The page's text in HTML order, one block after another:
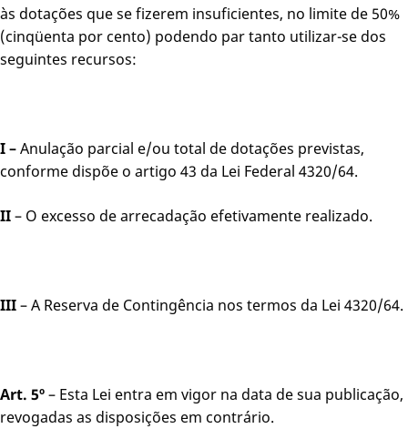
às dotações que se fizerem insuficientes, no limite de 50%
(cinqüenta por cento) podendo par tanto utilizar-se dos
seguintes recursos:
I –Anulação parcial e/ou total de dotações previstas,
conforme dispõe o artigo 43 da Lei Federal 4320/64.
II– O excesso de arrecadação efetivamente realizado.
III– A Reserva de Contingência nos termos da Lei 4320/64.
Art. 5º– Esta Lei entra em vigor na data de sua publicação,
revogadas as disposições em contrário.